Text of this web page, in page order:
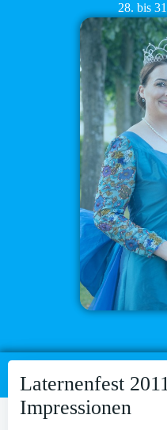
28. bis
Laternenfest
Impressionen